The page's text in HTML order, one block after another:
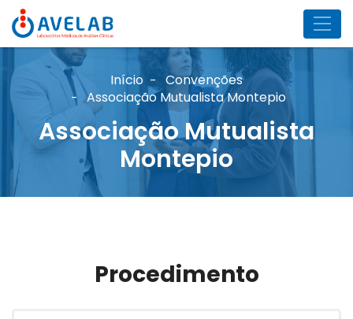
Início
Convenções
Associação Mutualista Montepio
Associação Mutualista
Montepio
Procedimento